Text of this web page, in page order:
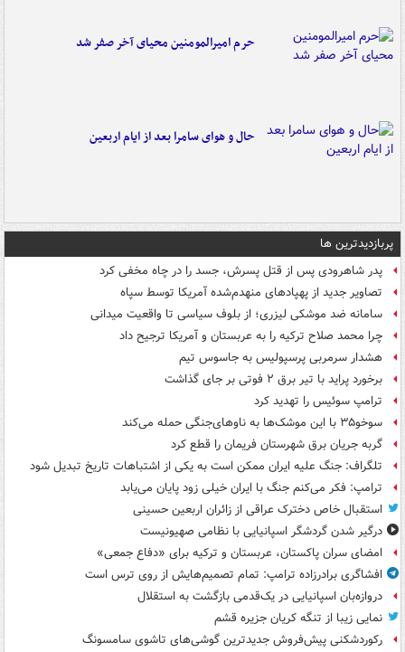
حرم امیرالمومنین محیای آخر صفر شد
حال و هوای سامرا بعد از ایام اربعین
پربازدیدترین ها
پدر شاهرودی پس از قتل پسرش، جسد را در چاه مخفی کرد
تصاویر جدید از پهپادهای منهدم‌شده آمریکا توسط سپاه
سامانه ضد موشکی لیزری؛ از بلوف سیاسی تا واقعیت میدانی
چرا محمد صلاح ترکیه را به عربستان و آمریکا ترجیح داد
هشدار سرمربی پرسپولیس به جاسوس تیم
برخورد پراید با تیر برق ۲ فوتی بر جای گذاشت
ترامپ سوئیس را تهدید کرد
سوخو۳۵ با این موشک‌ها به ناوهای‌جنگی حمله می‌کند
گربه جریان برق شهرستان فریمان را قطع کرد
تلگراف: جنگ علیه ایران ممکن است به یکی از اشتباهات تاریخ تبدیل شود
ترامپ: فکر می‌کنم جنگ با ایران خیلی زود پایان می‌یابد
استقبال خاص دخترک عراقی از زائران اربعین حسینی
درگیر شدن گردشگر اسپانیایی با نظامی صهیونیست
امضای سران پاکستان، عربستان و ترکیه برای «دفاع جمعی»
افشاگری برادرزاده ترامپ: تمام تصمیم‌هایش از روی ترس است
دروازه‌بان اسپانیایی در یک‌قدمی بازگشت به استقلال
نمایی زیبا از تنگه کریان جزیره قشم
رکوردشکنی پیش‌فروش جدیدترین گوشی‌های تاشوی سامسونگ